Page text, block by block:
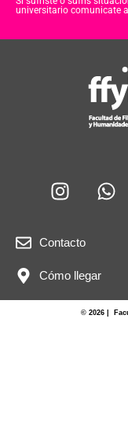
universitario comunicate
Contacto
Cómo llegar
© 2026 |